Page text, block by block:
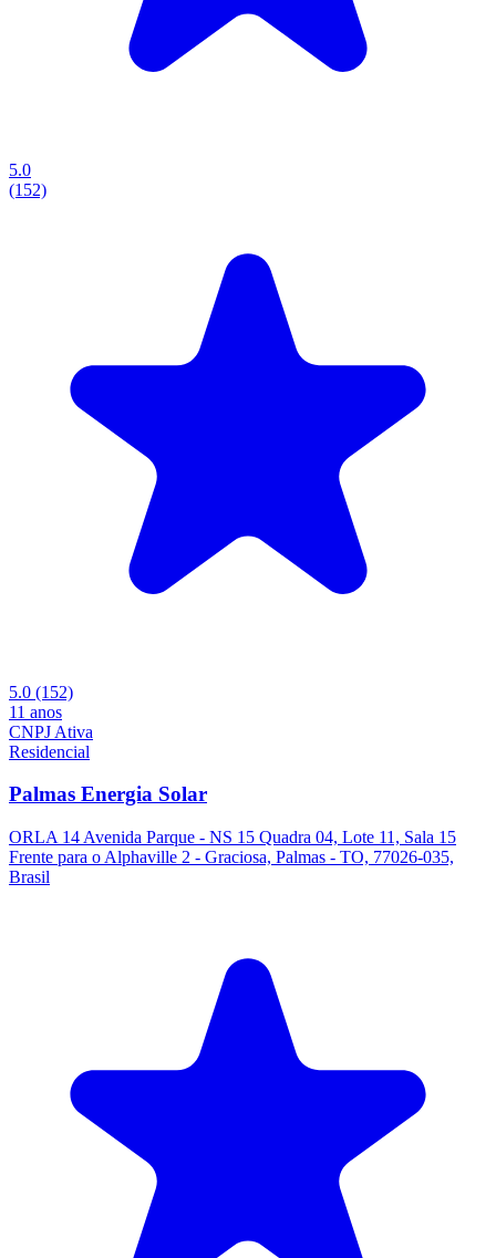
5.0
(152)
5.0 (152)
11 anos
CNPJ Ativa
Residencial
Palmas Energia Solar
ORLA 14 Avenida Parque - NS 15 Quadra 04, Lote 11, Sala 15
Frente para o Alphaville 2 - Graciosa, Palmas - TO, 77026-035,
Brasil